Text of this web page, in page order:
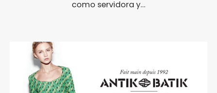
como servidora y…